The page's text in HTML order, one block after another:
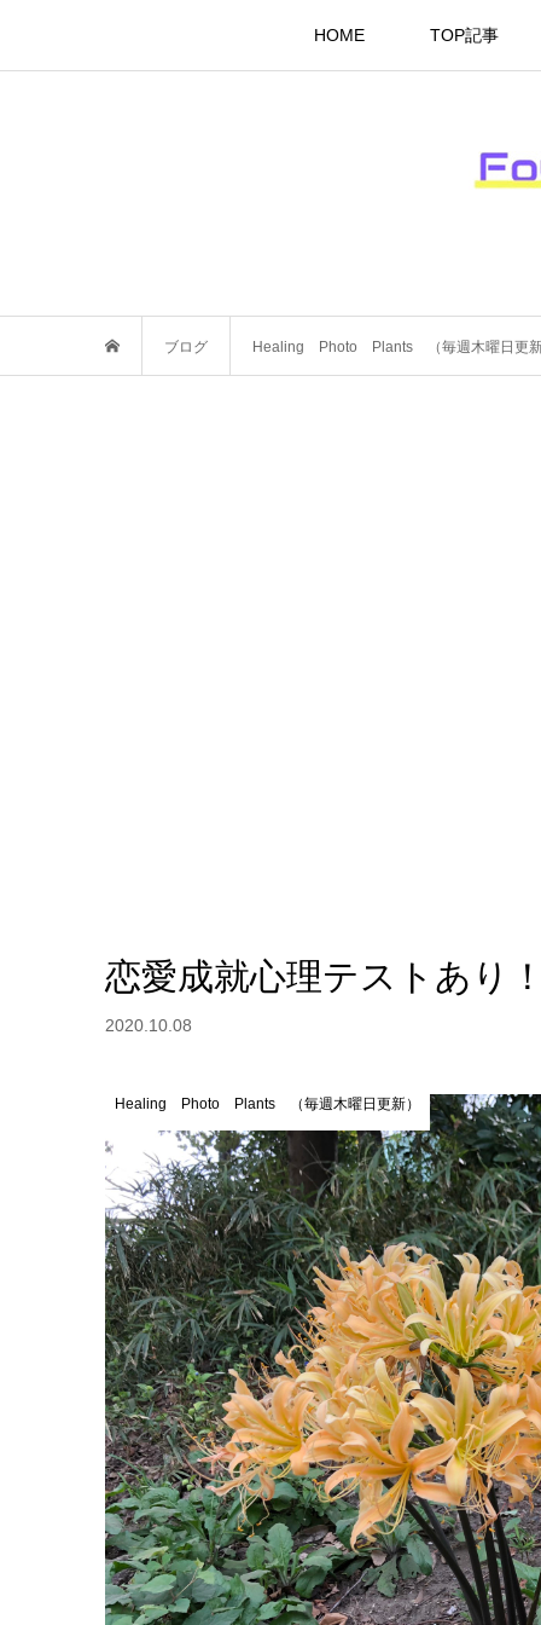
HOME TOP記事
ブログ Healing Photo Plants （毎週木曜日更
恋愛成就心理テストあり
2020.10.08
Healing Photo Plants （毎週木曜日更新）